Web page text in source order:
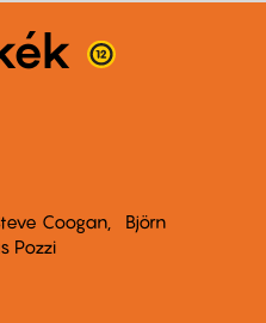
Coogan
Björn
Pozzi